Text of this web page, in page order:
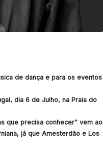
de dança e para os eventos
dia 6 de Julho, na Praia do
que precisa conhecer” vem ao
já que Amesterdão e Los